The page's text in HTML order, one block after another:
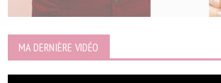
MA DERNIÈRE VIDÉO